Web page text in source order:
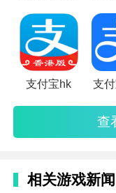
1. 真实度高：生
在社交平台上的展
2. 自定义性强：
容，增加软件的使
3. 操作简便：软件
轻松生成账单图片
1. 用户体验良好：
支付宝hk 支
查
相关游戏新闻